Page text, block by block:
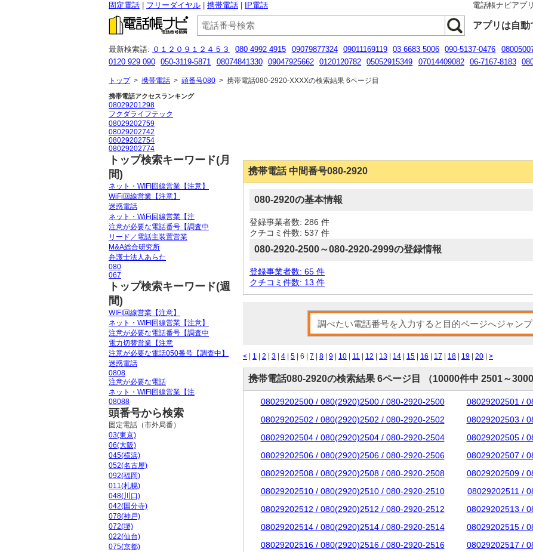
固定電話 フリーダイヤル 携帯電話 IP電話 電話帳ナビアプ
アプリは自
最新検索語: ０１２０９１２４５３ 080 4992 4915 09079877324 09011169119 03 6683 5006 090-5137-0476
0120 929 090
050-3119-5871 08074841330 09047925662 0120120782 05052915349 07014409082 06-7167-8183
トップ> 携帯電話 > 頭番号080 > 携帯電話080-2920-XXXXの検索結果 6ページ目
携帯電話 中間番号080-2920
080-2920の基本情報
登録事業者数: 286 件
クチコミ件数: 537 件
080-2920-2500～080-2920-2999の登録情報
登録事業者数: 65 件
クチコミ件数: 13 件
< 1 2 3 4 5 | 6 | 7 8 9 10 11 12 13 14 15 16 17 18 19 20 >
携帯電話080-2920の検索結果 6ページ目 （10000件中 2501～3000
08029202500 / 080(2920)2500 / 080-2920-2500
08029202501 /
08029202502 / 080(2920)2502 / 080-2920-2502
08029202503 /
08029202504 / 080(2920)2504 / 080-2920-2504
08029202505 /
08029202506 / 080(2920)2506 / 080-2920-2506
08029202507 /
08029202508 / 080(2920)2508 / 080-2920-2508
08029202509 /
08029202510 / 080(2920)2510 / 080-2920-2510
08029202511 /
08029202512 / 080(2920)2512 / 080-2920-2512
08029202513 /
08029202514 / 080(2920)2514 / 080-2920-2514
08029202515 /
08029202516 / 080(2920)2516 / 080-2920-2516
08029202517 /
携帯電話アクセスランキング
08029201298
フクダライフテック
08029202759
08029202742
08029202754
08029202774
トップ検索キーワード(月
間)
ネット・WIFI回線営業【注意】
WiFi回線営業【注意】
迷惑電話
ネット・WiFi回線営業【注
注意が必要な電話番号【調査中
リード／電話主装置営業
M&A総合研究所
弁護士法人あらた
080
067
トップ検索キーワード(週
間)
WIFI回線営業【注意】
ネット・WIFI回線営業【注意】
注意が必要な電話番号【調査中
電力切替営業【注意
注意が必要な電話050番号【調査中】
迷惑電話
0808
注意が必要な電話
ネット・WIFI回線営業【注
08088
頭番号から検索
固定電話（市外局番）
03(東京)
06(大阪)
045(横浜)
052(名古屋)
092(福岡)
011(札幌)
048(川口)
042(国分寺)
078(神戸)
072(堺)
022(仙台)
075(京都)